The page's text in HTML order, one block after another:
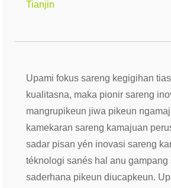
Tianjin
Upami fokus sareng kegigihan
kualitasna, maka pionir sareng
mangrupikeun jiwa pikeun
kamekaran sareng kamajuan
sadar pisan yén inovasi sareng
téknologi sanés hal anu gampang
saderhana pikeun diucapkeun.